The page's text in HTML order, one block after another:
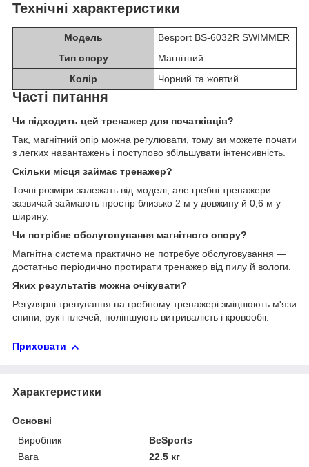
Технічні характеристики
Модель
Besport BS-6032R SWIMMER
Тип опору
Магнітний
Колір
Чорний та жовтий
Часті питання
Чи підходить цей тренажер для початківців?
Так, магнітний опір можна регулювати, тому ви можете почати
з легких навантажень і поступово збільшувати інтенсивність.
Скільки місця займає тренажер?
Точні розміри залежать від моделі, але гребні тренажери
зазвичай займають простір близько 2 м у довжину й 0,6 м у
ширину.
Чи потрібне обслуговування магнітного опору?
Магнітна система практично не потребує обслуговування —
достатньо періодично протирати тренажер від пилу й вологи.
Яких результатів можна очікувати?
Регулярні тренування на гребному тренажері зміцнюють м'язи
спини, рук і плечей, поліпшують витривалість і кровообіг.
Приховати
Характеристики
Основні
Виробник
BeSports
Вага
22.5 кг